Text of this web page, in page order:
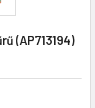
(AP713194)